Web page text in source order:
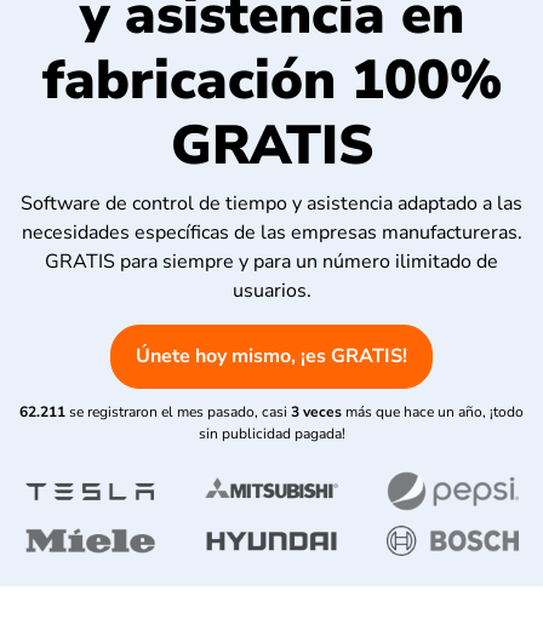
y asistencia en
fabricación 100%
GRATIS
Software de control de tiempo y asistencia adaptado a las
necesidades específicas de las empresas manufactureras.
GRATIS para siempre y para un número ilimitado de
usuarios.
Únete hoy mismo, ¡es GRATIS!
62.211se registraron el mes pasado, casi 3 veces más que hace un año, ¡todo
sin publicidad pagada!